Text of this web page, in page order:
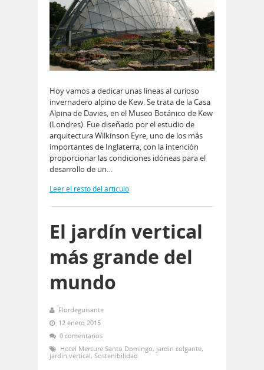
Hoy vamos a dedicar unas líneas al curioso
invernadero alpino de Kew. Se trata de la Casa
Alpina de Davies, en el Museo Botánico de Kew
(Londres). Fue diseñado por el estudio de
arquitectura Wilkinson Eyre, uno de los más
importantes de Inglaterra, con la intención
proporcionar las condiciones idóneas para el
desarrollo de un…
Leer el resto del artículo
El jardín vertical
más grande del
mundo
Flordeguisante
12 enero 2015
0 comentarios
Hotel Mercure Santo Domingo, jardin colgante,
jardin vertical, Sostenibilidad